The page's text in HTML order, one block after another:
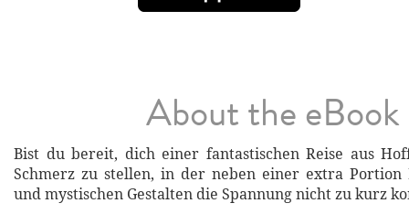
About the eBook
Bist du bereit, dich einer fantastischen Reise aus
Schmerz zu stellen, in der neben einer extra Portion
und mystischen Gestalten die Spannung nicht zu kurz